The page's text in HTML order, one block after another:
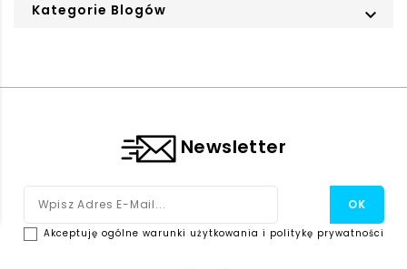
Kategorie Blogów 
Newsletter
Akceptuję ogólne warunki użytkowania i politykę prywatności